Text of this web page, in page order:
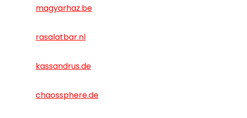
magyarhaz.be
rasalatbar.nl
kassandrus.de
chaossphere.de